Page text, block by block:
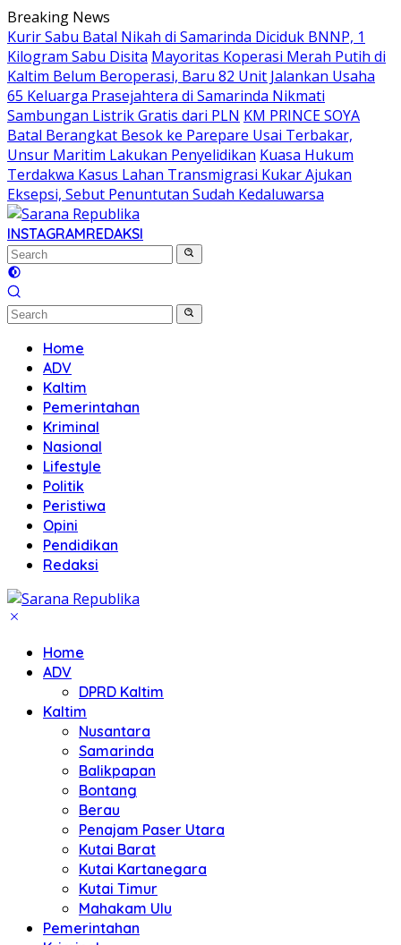
Skip
to
content
Breaking News
Kurir Sabu Batal Nikah di Samarinda Diciduk BNNP, 1
Kilogram Sabu Disita Mayoritas Koperasi Merah Putih di
Kaltim Belum Beroperasi, Baru 82 Unit Jalankan Usaha
65 Keluarga Prasejahtera di Samarinda Nikmati
Sambungan Listrik Gratis dari PLN KM PRINCE SOYA
Batal Berangkat Besok ke Parepare Usai Terbakar,
Unsur Maritim Lakukan Penyelidikan Kuasa Hukum
Terdakwa Kasus Lahan Transmigrasi Kukar Ajukan
Eksepsi, Sebut Penuntutan Sudah Kedaluwarsa
INSTAGRAMREDAKSI
Home
ADV
Kaltim
Pemerintahan
Kriminal
Nasional
Lifestyle
Politik
Peristiwa
Opini
Pendidikan
Redaksi
Home
ADV
DPRD Kaltim
Kaltim
Nusantara
Samarinda
Balikpapan
Bontang
Berau
Penajam Paser Utara
Kutai Barat
Kutai Kartanegara
Kutai Timur
Mahakam Ulu
Pemerintahan